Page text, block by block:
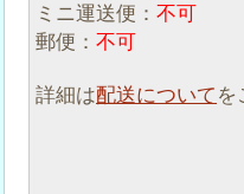
ミニ運送便： 不可
郵便： 不可
詳細は配送について を